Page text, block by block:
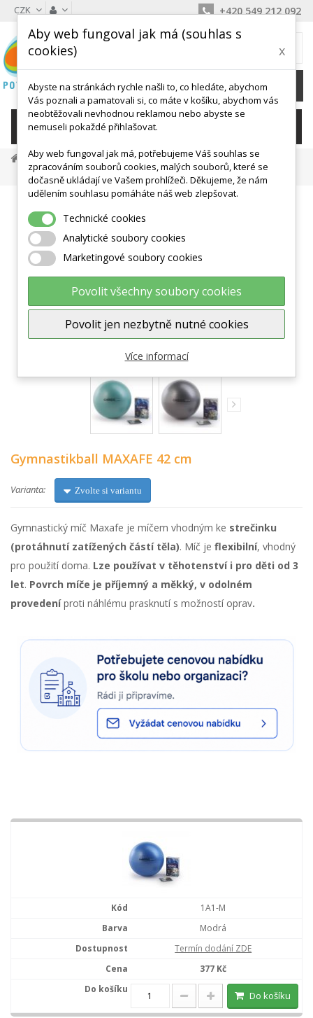
CZK +420 549 212 092
0 Kč
KATEGORIE
Míče, Válce, Hopsadla
Velké Míče
Gymnastikball MAXAFE 42 Cm
Zobrazit větší
Gymnastikball MAXAFE 42 cm
Varianta: Zvolte si variantu
Gymnastický míč Maxafe je míčem vhodným ke strečinku
(protáhnutí zatížených částí těla). Míč je flexibilní, vhodný
pro použití doma. Lze používat v těhotenství i pro děti od 3
let. Povrch míče je příjemný a měkký, v odolném
provedeníproti náhlému prasknutí s možností oprav.
1A1-M
Modrá
Termín dodání ZDE
377 Kč
Do košíku
Aby web fungoval jak má (souhlas s
cookies)
x
Abyste na stránkách rychle našli to, co hledáte, abychom
Vás poznali a pamatovali si, co máte v košíku, abychom vás
neobtěžovali nevhodnou reklamou nebo abyste se
nemuseli pokaždé přihlašovat.
Aby web fungoval jak má, potřebujeme Váš souhlas se
zpracováním souborů cookies, malých souborů, které se
dočasně ukládají ve Vašem prohlížeči. Děkujeme, že nám
udělením souhlasu pomáháte náš web zlepšovat.
Technické cookies
Analytické soubory cookies
Marketingové soubory cookies
Povolit všechny soubory cookies
Povolit jen nezbytně nutné cookies
Více informací